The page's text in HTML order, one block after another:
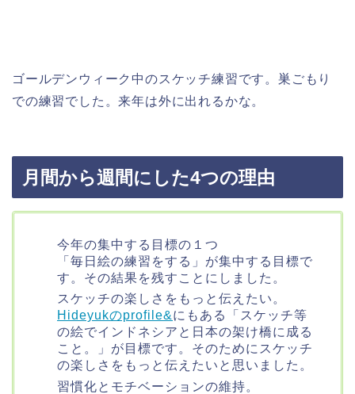
ゴールデンウィーク中のスケッチ練習です。巣ごもり
での練習でした。来年は外に出れるかな。
月間から週間にした4つの理由
今年の集中する目標の１つ
「毎日絵の練習をする」が集中する目標で
す。その結果を残すことにしました。
スケッチの楽しさをもっと伝えたい。
Hideyukのprofile&にもある「スケッチ等
の絵でインドネシアと日本の架け橋に成る
こと。」が目標です。そのためにスケッチ
の楽しさをもっと伝えたいと思いました。
習慣化とモチベーションの維持。